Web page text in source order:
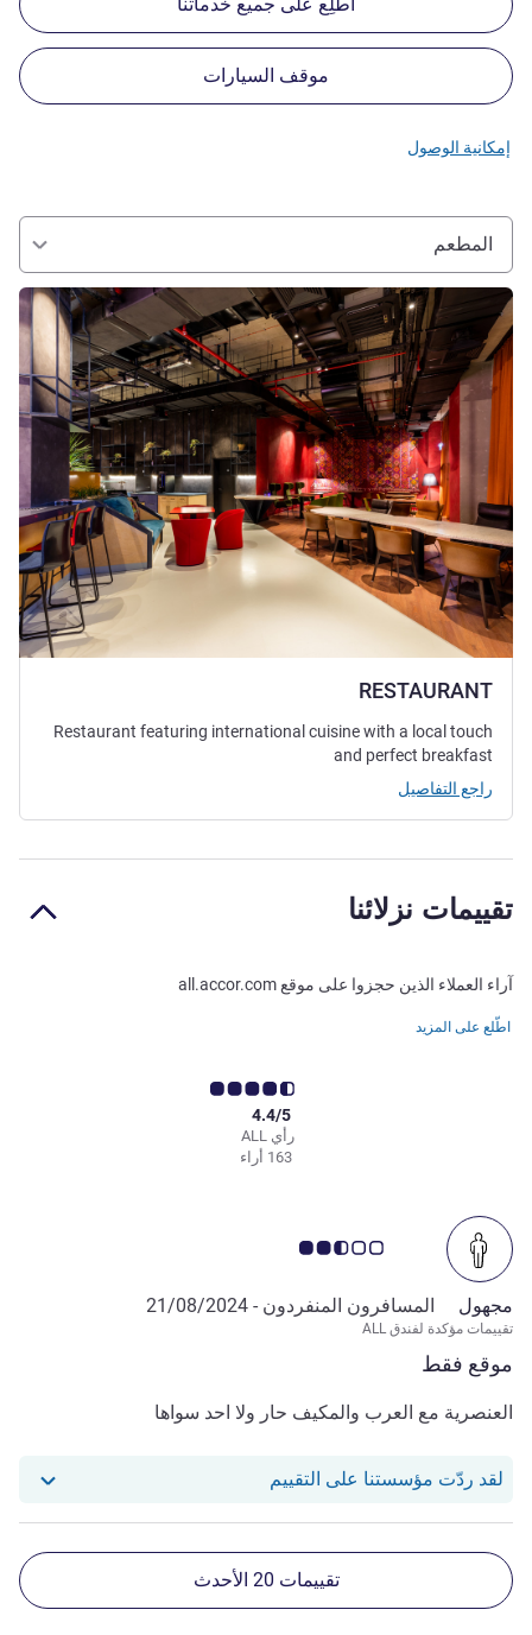
اطّلِع على جميع خدماتنا
موقف السيارات
إمكانية الوصول
المطعم
RESTAURANT
راجع التفاصيل
Restaurant featuring international cuisine with a local touch
and perfect breakfast
راجع التفاصيل
تقييمات نزلائنا
آراء العملاء الذين حجزوا على موقع all.accor.com
اطّلع على المزيد
رأي ALL
4.4/5
163 أراء
موقع فقط
ملاحظة أراء العملاء 2.5/5
مجهول المسافرون المنفردون - 21/08/2024
تقييمات مؤكدة لفندق ALL
العنصرية مع العرب والمكيف حار ولا احد سواها
لقد ردّت مؤسستنا على التقييم استجاب فندقنا للمراجعة من null
تقييمات 20 الأحدث